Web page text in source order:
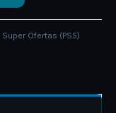
Super Ofertas (PS5)